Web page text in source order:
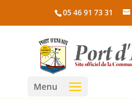
05 46 91 73 31
Menu